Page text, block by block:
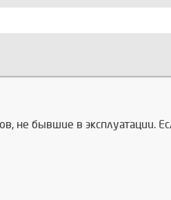
не бывшие в эксплуатации.